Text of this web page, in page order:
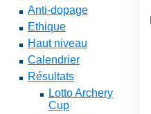
Anti-dopage
Ethique
Haut niveau
Calendrier
Résultats
Lotto Archery
Cup